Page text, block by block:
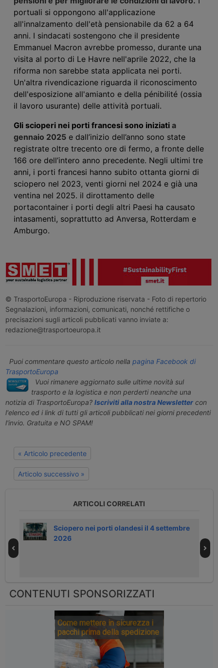
portuali si oppongono all'applicazione
all'innalzamento dell'età pensionabile da 62 a 64
anni. I sindacati sostengono che il presidente
Emmanuel Macron avrebbe promesso, durante una
visita al porto di Le Havre nell'aprile 2022, che la
riforma non sarebbe stata applicata nei porti.
Un'altra rivendicazione riguarda il riconoscimento
dell'esposizione all'amianto e della pénibilité (ossia
il lavoro usurante) delle attività portuali.
Gli scioperi nei porti francesi sono iniziati a
gennaio 2025 e dall’inizio dell’anno sono state
registrate oltre trecento ore di fermo, a fronte delle
166 ore dell’intero anno precedente. Negli ultimi tre
anni, i porti francesi hanno subito ottanta giorni di
sciopero nel 2023, venti giorni nel 2024 e già una
ventina nel 2025. il dirottamento delle
portacontainer i porti degli altri Paesi ha causato
intasamenti, soprattutto ad Anversa, Rotterdam e
Amburgo.
© TrasportoEuropa - Riproduzione riservata - Foto di repertorio
Segnalazioni, informazioni, comunicati, nonché rettifiche o
precisazioni sugli articoli pubblicati vanno inviate a:
redazione@trasportoeuropa.it
Puoi commentare questo articolo nella pagina Facebook di
TrasportoEuropa
Vuoi rimanere aggiornato sulle ultime novità sul
trasporto e la logistica e non perderti neanche una
notizia di TrasportoEuropa? Iscriviti alla nostra Newslettercon
l'elenco ed i link di tutti gli articoli pubblicati nei giorni precedenti
l'invio. Gratuita e NO SPAM!
« Articolo precedente
Articolo successivo »
ARTICOLI CORRELATI
Sciopero nei porti olandesi il 4 settembre
2026
CONTENUTI SPONSORIZZATI
Come mettere in sicurezza i
pacchi prima della spedizione